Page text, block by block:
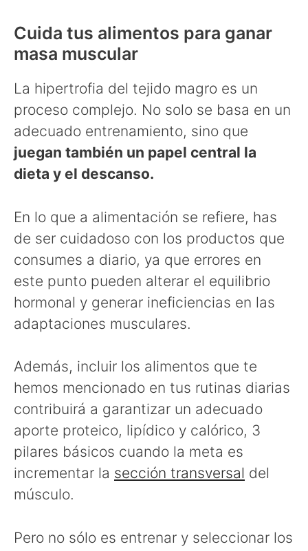
Cuida tus alimentos para ganar
masa muscular
La hipertrofia del tejido magro es un
proceso complejo. No solo se basa en un
adecuado entrenamiento, sino que
juegan también un papel central la
dieta y el descanso.
En lo que a alimentación se refiere, has
de ser cuidadoso con los productos que
consumes a diario, ya que errores en
este punto pueden alterar el equilibrio
hormonal y generar ineficiencias en las
adaptaciones musculares.
Además, incluir los alimentos que te
hemos mencionado en tus rutinas diarias
contribuirá a garantizar un adecuado
aporte proteico, lipídico y calórico, 3
pilares básicos cuando la meta es
incrementar la sección transversal del
músculo.
Pero no sólo es entrenar y seleccionar los